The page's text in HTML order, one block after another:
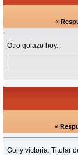
«
Otro golazo hoy.
«
Gol y victoria. Titular